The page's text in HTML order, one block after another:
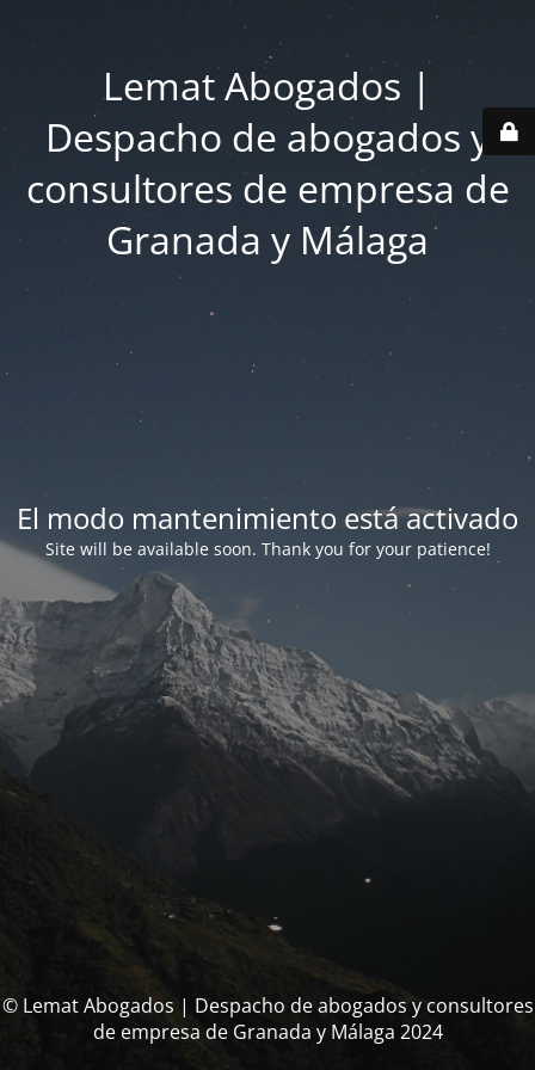
Lemat Abogados |
Despacho de abogados y
consultores de empresa de
Granada y Málaga
El modo mantenimiento está activado
Site will be available soon. Thank you for your patience!
© Lemat Abogados | Despacho de abogados y consultores
de empresa de Granada y Málaga 2024